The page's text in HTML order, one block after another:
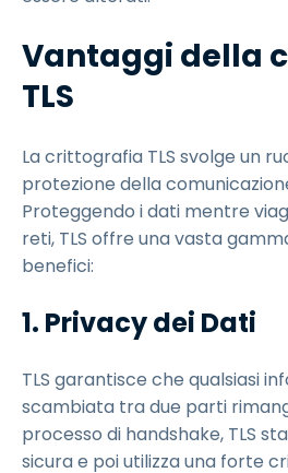
Vantaggi della
TLS
La crittografia TLS svolge un
protezione della
Proteggendo i dati mentre
reti, TLS offre una vasta
benefici:
1. Privacy dei Dati
TLS garantisce che qualsiasi
scambiata tra due parti
processo di handshake, TLS
sicura e poi utilizza una forte